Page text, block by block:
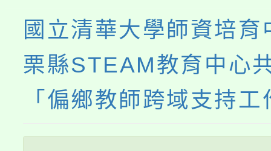
國立清華大學師資培育
栗縣STEAM教育中心
「偏鄉教師跨域支持